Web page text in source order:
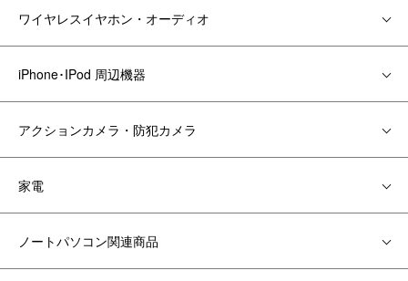
ワイヤレスイヤホン・オーディオ
iPhone･IPod 周辺機器
アクションカメラ・防犯カメラ
家電
ノートパソコン関連商品